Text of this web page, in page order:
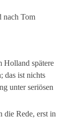
nach Tom
Holland spätere
das ist nichts
unter seriösen
die Rede, erst in